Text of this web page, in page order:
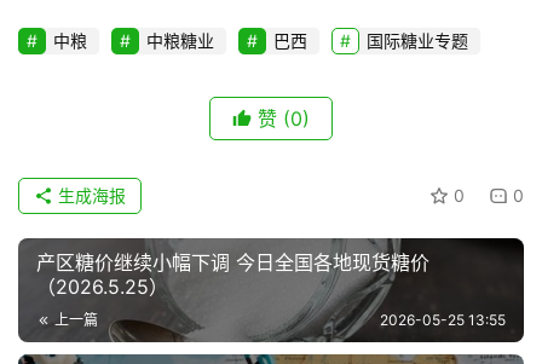
中粮 中粮糖业 巴西 国际糖业专题
赞 (0)
0 0
生成海报
产区糖价继续小幅下调 今日全国各地现货糖价
（2026.5.25）
上一篇 2026-05-25 13:55